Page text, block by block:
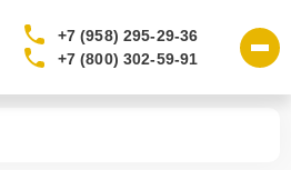
+7 (958) 295-29-36
+7 (800) 302-59-91